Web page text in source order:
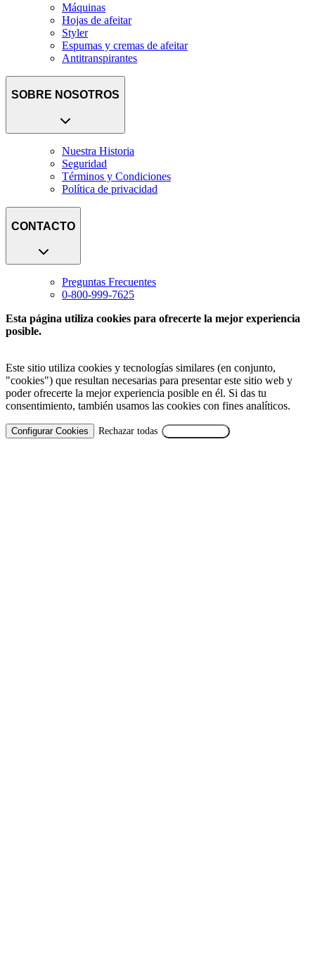
Máquinas
Hojas de afeitar
Styler
Espumas y cremas de afeitar
Antitranspirantes
SOBRE NOSOTROS
Nuestra Historia
Seguridad
Términos y Condiciones
Política de privacidad
CONTACTO
Preguntas Frecuentes
0-800-999-7625
Esta página utiliza cookies para ofrecerte la mejor experiencia
posible.
Este sitio utiliza cookies y tecnologías similares (en conjunto,
"cookies") que resultan necesarias para presentar este sitio web y
poder ofrecerte la mejor experiencia posible en él. Si das tu
consentimiento, también usamos las cookies con fines analíticos.
Configurar Cookies Rechazar todas